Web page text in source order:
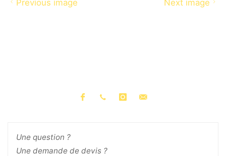
Previous image Next image
Une question ?
Une demande de devis ?